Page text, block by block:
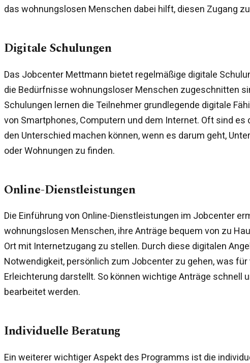
das wohnungslosen Menschen dabei hilft, diesen Zugang
Digitale Schulungen
Das Jobcenter Mettmann bietet regelmäßige digitale
die Bedürfnisse wohnungsloser Menschen zugeschnitten
Schulungen lernen die Teilnehmer grundlegende digitale
von Smartphones, Computern und dem Internet. Oft sind es
den Unterschied machen können, wenn es darum geht,
oder Wohnungen zu finden.
Online-Dienstleistungen
Die Einführung von Online-Dienstleistungen im Jobcenter
wohnungslosen Menschen, ihre Anträge bequem von zu
Ort mit Internetzugang zu stellen. Durch diese digitalen
Notwendigkeit, persönlich zum Jobcenter zu gehen, was für
Erleichterung darstellt. So können wichtige Anträge schnell
bearbeitet werden.
Individuelle Beratung
Ein weiterer wichtiger Aspekt des Programms ist die